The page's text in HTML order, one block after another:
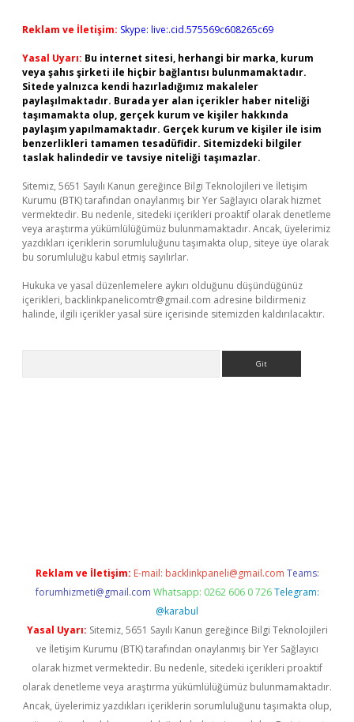
Reklam ve İletişim: Skype: live:.cid.575569c608265c69
Yasal Uyarı: Bu internet sitesi, herhangi bir marka, kurum
veya şahıs şirketi ile hiçbir bağlantısı bulunmamaktadır.
Sitede yalnızca kendi hazırladığımız makaleler
paylaşılmaktadır. Burada yer alan içerikler haber niteliği
taşımamakta olup, gerçek kurum ve kişiler hakkında
paylaşım yapılmamaktadır. Gerçek kurum ve kişiler ile isim
benzerlikleri tamamen tesadüfidir. Sitemizdeki bilgiler
taslak halindedir ve tavsiye niteliği taşımazlar.
Sitemiz, 5651 Sayılı Kanun gereğince Bilgi Teknolojileri ve İletişim
Kurumu (BTK) tarafından onaylanmış bir Yer Sağlayıcı olarak hizmet
vermektedir. Bu nedenle, sitedeki içerikleri proaktif olarak denetleme
veya araştırma yükümlülüğümüz bulunmamaktadır. Ancak, üyelerimiz
yazdıkları içeriklerin sorumluluğunu taşımakta olup, siteye üye olarak
bu sorumluluğu kabul etmiş sayılırlar.
Hukuka ve yasal düzenlemelere aykırı olduğunu düşündüğünüz
içerikleri, backlinkpanelicomtr@gmail.com adresine bildirmeniz
halinde, ilgili içerikler yasal süre içerisinde sitemizden kaldırılacaktır.
Reklam ve İletişim: E-mail: backlinkpaneli@gmail.com Teams:
forumhizmeti@gmail.com Whatsapp: 0262 606 0 726 Telegram:
@karabul
Yasal Uyarı: Sitemiz, 5651 Sayılı Kanun gereğince Bilgi Teknolojileri
ve İletişim Kurumu (BTK) tarafından onaylanmış bir Yer Sağlayıcı
olarak hizmet vermektedir. Bu nedenle, sitedeki içerikleri proaktif
olarak denetleme veya araştırma yükümlülüğümüz bulunmamaktadır.
Ancak, üyelerimiz yazdıkları içeriklerin sorumluluğunu taşımakta olup,